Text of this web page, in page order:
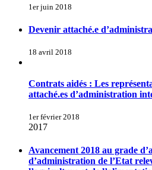
1er juin 2018
Devenir attaché.e
18 avril 2018
Contrats aidés : Les
attaché.es d’administration
1er février 2018
2017
Avancement 2018 au grade
d’administration de l’Etat